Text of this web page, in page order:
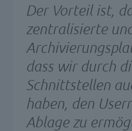
Der Vorteil ist,
zentralisierte
dass wir durch
Schnittstellen
haben, den
Ablage zu